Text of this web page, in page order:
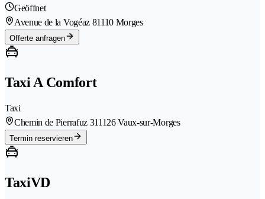
Geöffnet
Avenue de la Vogéaz 81110 Morges
Offerte anfragen
Taxi A Comfort
Taxi
Chemin de Pierrafuz 311126 Vaux-sur-Morges
Termin reservieren
TaxiVD